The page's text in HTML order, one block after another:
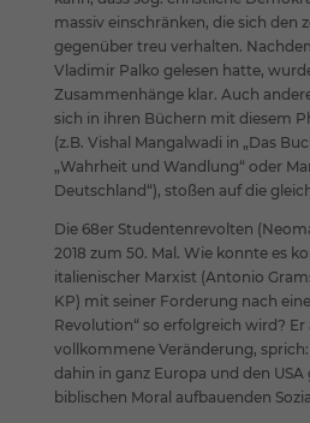
massiv einschränken, die sich den
gegenüber treu verhalten.
Vladimir Palko gelesen hatte,
Zusammenhänge klar. Auch
sich in ihren Büchern mit diesem
(z.B. Vishal Mangalwadi in „Das
„Wahrheit und Wandlung“ oder
Deutschland“), stoßen auf die
Die 68er Studentenrevolten
2018 zum 50. Mal. Wie konnte es
italienischer Marxist (Antonio
KP) mit seiner Forderung nach
Revolution“ so erfolgreich wird?
vollkommene Veränderung,
dahin in ganz Europa und den
biblischen Moral aufbauenden
Cookies. Sie können Ihre
Kategorien geben oder sich
anzeigen lassen und so nur
Alle akzeptieren
Zurück
Datenschutzeinstellungen
Essenziell (1)
Essenzielle Cookies ermöglichen
sind für die einwandfreie Funktion der
Cookie-
Externe Medien (7)
Inhalte von Videoplattformen und
werden standardmäßig blockiert.